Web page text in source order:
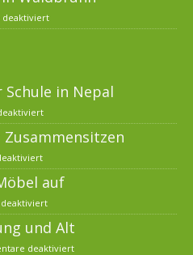
deaktiviert
in Nepal
Zusammensitzen
auf
und Alt
deaktiviert